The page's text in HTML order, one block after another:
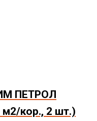
ПЕТРОЛ
м2/кор., 2 шт.)